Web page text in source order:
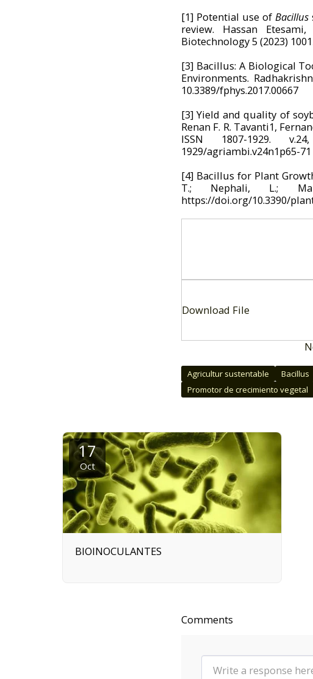
[1] Potential use of Bacillus
review. Hassan
Biotechnology 5 (2023)
[3] Bacillus: A Biological
Environments.
10.3389/fphys.2017.00667
[3] Yield and quality of
Renan F. R. Tavanti1,
ISSN 1807-1929.
1929/agriambi.v24n1p65-71
[4] Bacillus for Plant
T.; Nephali, L.;
https://doi.org/10.3390/
Download File
Agricultur sustentable
Bacillus
Promotor de crecimiento vegetal
17
Oct
BIOINOCULANTES
Comments